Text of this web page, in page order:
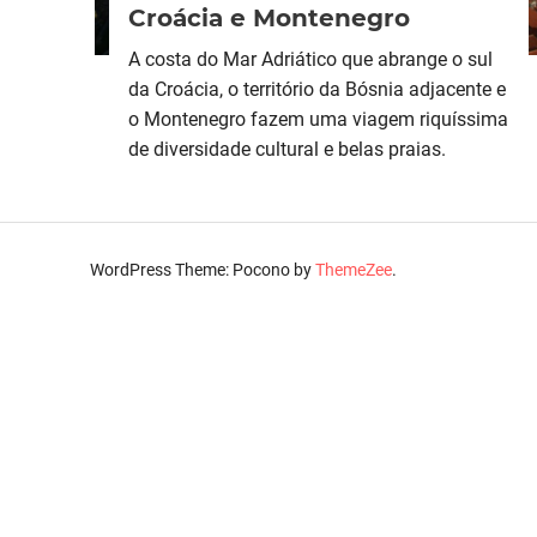
Croácia e Montenegro
A costa do Mar Adriático que abrange o sul
da Croácia, o território da Bósnia adjacente e
o Montenegro fazem uma viagem riquíssima
de diversidade cultural e belas praias.
WordPress Theme: Pocono byThemeZee.